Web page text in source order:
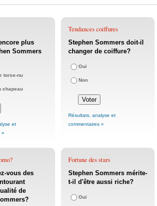
plus
Sommers
torse-nu
chapeau
et
»
Tendances coiffures
Stephen Sommers doit-il
changer de coiffure?
Oui
Non
Résultats, analyse et
commentaires »
vous des
de
Fortune des stars
Stephen Sommers mérite-
t-il d'être aussi riche?
Oui